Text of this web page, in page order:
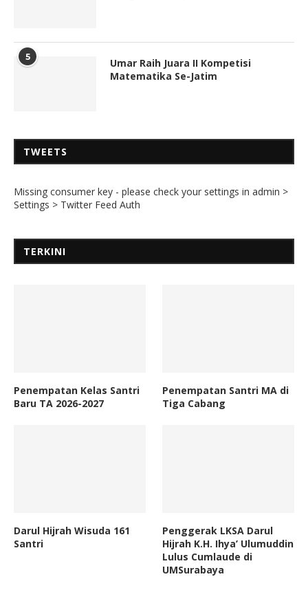
5
Umar Raih Juara II Kompetisi
Matematika Se-Jatim
TWEETS
Missing consumer key - please check your settings in admin >
Settings > Twitter Feed Auth
TERKINI
Penempatan Kelas Santri
Baru TA 2026-2027
Penempatan Santri MA di
Tiga Cabang
Darul Hijrah Wisuda 161
Santri
Penggerak LKSA Darul
Hijrah K.H. Ihya’ Ulumuddin
Lulus Cumlaude di
UMSurabaya